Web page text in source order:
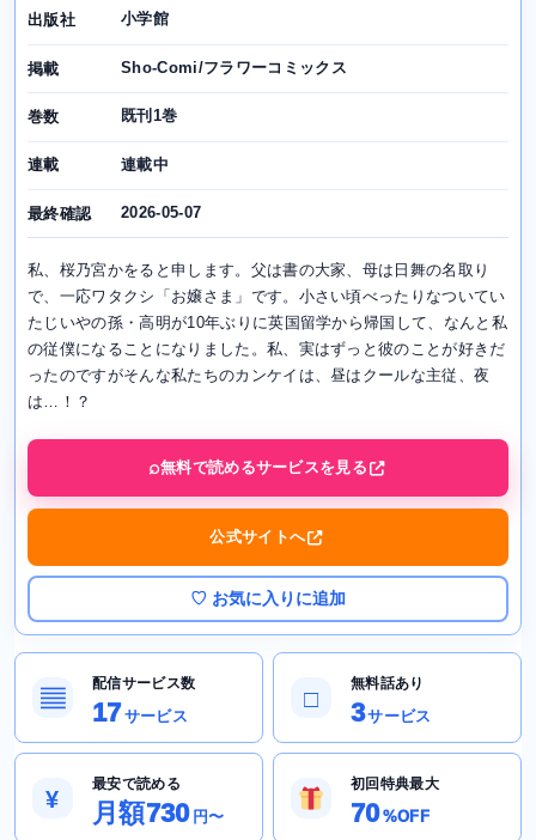
出版社 小学館
掲載 Sho-Comi/フラワーコミックス
巻数 既刊1巻
連載 連載中
最終確認 2026-05-07
私、桜乃宮かをると申します。父は書の大家、母は日舞の名取り
で、一応ワタクシ「お嬢さま」です。小さい頃べったりなついてい
たじいやの孫・高明が10年ぶりに英国留学から帰国して、なんと私
の従僕になることになりました。私、実はずっと彼のことが好きだ
ったのですがそんな私たちのカンケイは、昼はクールな主従、夜
は…！？
無料で読めるサービスを見る
公式サイトへ
♡ お気に入りに追加
▤
配信サービス数
17サービス
□
無料話あり
3サービス
¥
最安で読める
月額730 円〜
初回特典最大
70%OFF